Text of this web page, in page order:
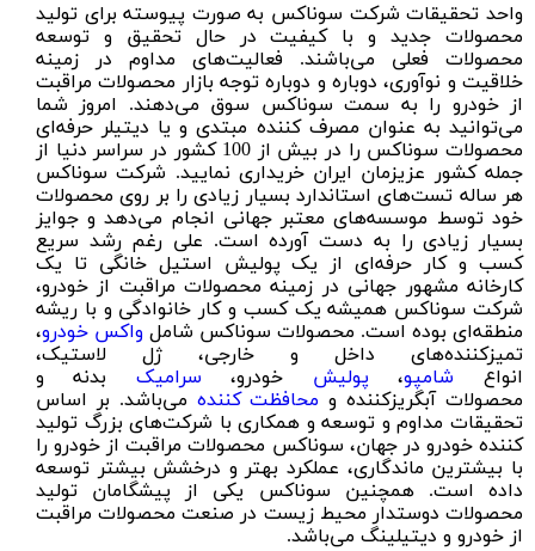
واحد تحقیقات شرکت سوناکس به صورت پیوسته برای تولید
محصولات جدید و با کیفیت در حال تحقیق و توسعه
محصولات فعلی می‌باشند. فعالیت‌های مداوم در زمینه
خلاقیت و نوآوری، دوباره و دوباره توجه بازار محصولات مراقبت
از خودرو را به سمت سوناکس سوق می‌دهند. امروز شما
می‌توانید به عنوان مصرف کننده مبتدی و یا دیتیلر حرفه‌ای
محصولات سوناکس را در بیش از 100 کشور در سراسر دنیا از
جمله کشور عزیزمان ایران خریداری نمایید. شرکت سوناکس
هر ساله تست‌های استاندارد بسیار زیادی را بر روی محصولات
خود توسط موسسه‌های معتبر جهانی انجام می‌دهد و جوایز
بسیار زیادی را به دست آورده است. علی رغم رشد سریع
کسب و کار حرفه‌ای از یک پولیش استیل خانگی تا یک
کارخانه مشهور جهانی در زمینه محصولات مراقبت از خودرو،
شرکت سوناکس همیشه یک کسب و کار خانوادگی و با ریشه
منطقه‌ای بوده است. محصولات سوناکس شامل واکس خودرو،
تمیزکننده‌های داخل و خارجی، ژل لاستیک،
انواع شامپو، پولیش خودرو، سرامیک بدنه و
محصولات آبگریزکننده و محافظت کننده می‌باشد. بر اساس
تحقیقات مداوم و توسعه و همکاری با شرکت‌های بزرگ تولید
کننده خودرو در جهان، سوناکس محصولات مراقبت از خودرو را
با بیشترین ماندگاری، عملکرد بهتر و درخشش بیشتر توسعه
داده است. همچنین سوناکس یکی از پیشگامان تولید
محصولات دوستدار محیط زیست در صنعت محصولات مراقبت
از خودرو و دیتیلینگ می‌باشد.